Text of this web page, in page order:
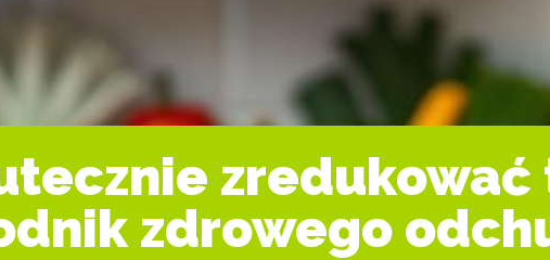
zredukować
zdrowego